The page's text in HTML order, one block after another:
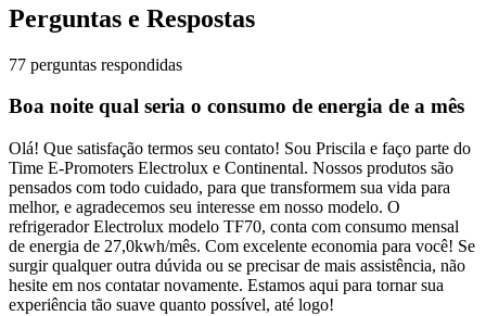
Perguntas e Respostas
77 perguntas respondidas
Boa noite qual seria o consumo de energia de a mês
Olá! Que satisfação termos seu contato! Sou Priscila e faço parte do
Time E-Promoters Electrolux e Continental. Nossos produtos são
pensados com todo cuidado, para que transformem sua vida para
melhor, e agradecemos seu interesse em nosso modelo. O
refrigerador Electrolux modelo TF70, conta com consumo mensal
de energia de 27,0kwh/mês. Com excelente economia para você! Se
surgir qualquer outra dúvida ou se precisar de mais assistência, não
hesite em nos contatar novamente. Estamos aqui para tornar sua
experiência tão suave quanto possível, até logo!